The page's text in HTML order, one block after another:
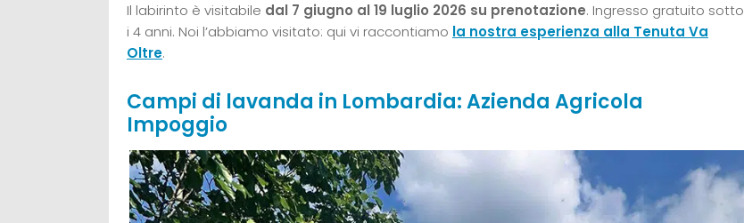
Il labirinto è visitabile dal 7 giugno al 19 luglio 2026 su prenotazione. Ingresso gratuito sotto
i 4 anni. Noi l’abbiamo visitato: qui vi raccontiamo la nostra esperienza alla Tenuta Va
Oltre.
Campi di lavanda in Lombardia: Azienda Agricola
Impoggio